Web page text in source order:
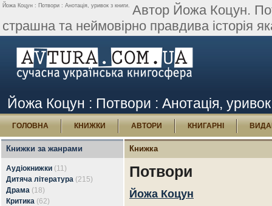
Йожа Коцун : Потвори : Анотація, уривок з книги. Автор Йожа Коцун.
страшна та неймовірно правдива історія
Йожа Коцун : Потвори : Анотація, уривок
ГОЛОВНА КНИЖКИ АВТОРИ КНИГАРНІ
Книжки за жанрами
Аудіокнижки (11)
Дитяча література (215)
Драма (18)
Критика (62)
Книжка
Потвори
Йожа Коцун